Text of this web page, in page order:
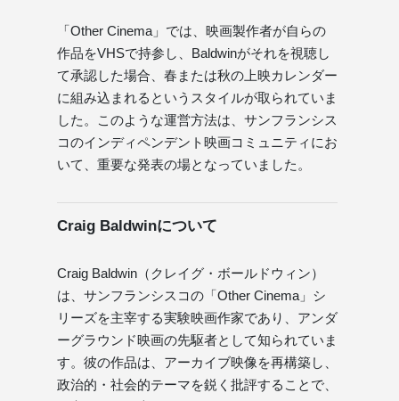
「Other Cinema」では、映画製作者が自らの
作品をVHSで持参し、Baldwinがそれを視聴し
て承認した場合、春または秋の上映カレンダー
に組み込まれるというスタイルが取られていま
した。このような運営方法は、サンフランシス
コのインディペンデント映画コミュニティにお
いて、重要な発表の場となっていました。
Craig Baldwinについて
Craig Baldwin（クレイグ・ボールドウィン）
は、サンフランシスコの「Other Cinema」シ
リーズを主宰する実験映画作家であり、アンダ
ーグラウンド映画の先駆者として知られていま
す。彼の作品は、アーカイブ映像を再構築し、
政治的・社会的テーマを鋭く批評することで、